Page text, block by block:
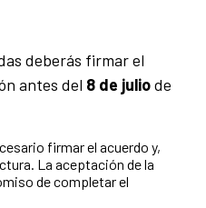
deberás firmar el
antes del 8 de juliode
firmar el acuerdo y,
La aceptación de la
de completar el